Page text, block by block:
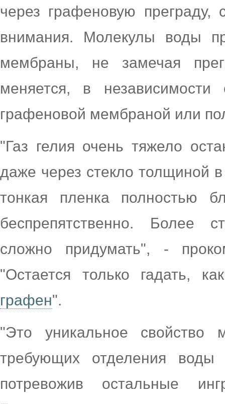
через графеновую
внимания. Молекулы воды
мембраны, не замечая
меняется, в
графеновой мембраной или
"Газ гелия очень тяжело
даже через стекло толщиной
тонкая пленка полностью
беспрепятственно. Более
сложно придумать", -
"Остается только гадать,
графен".
"Это уникальное свойство
требующих отделения
потревожив остальные